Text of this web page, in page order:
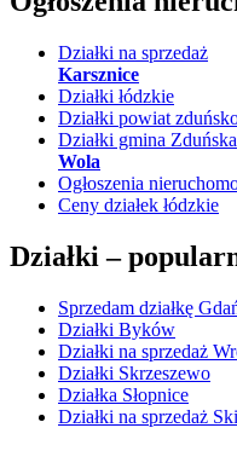
Działki na sprzedaż
Karsznice
Działki łódzkie
Działki powiat
Działki gmina Zduńska
Wola
Ogłoszenia
Ceny działek łódzkie
Działki –
Sprzedam działkę
Działki Byków
Działki na sprzedaż
Działki Skrzeszewo
Działka Słopnice
Działki na sprzedaż